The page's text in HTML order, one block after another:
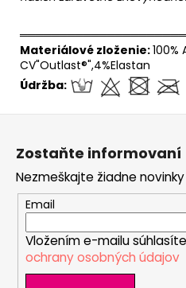
Materiálové zloženie:100%
CV"Outlast®",4%Elastan
Údržba:
Zostaňte informovaní
Nezmeškajte žiadne
Email
Vložením e-mailu
ochrany osobných údajov